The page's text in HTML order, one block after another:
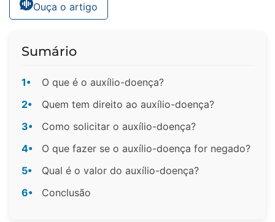
Ouça o artigo
Sumário
1•
O que é o auxílio-doença?
2•
Quem tem direito ao auxílio-doença?
3•
Como solicitar o auxílio-doença?
4•
O que fazer se o auxílio-doença for negado?
5•
Qual é o valor do auxílio-doença?
6•
Conclusão